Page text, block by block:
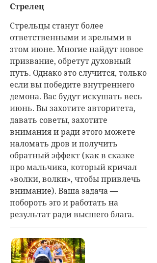
Стрелец
Стрельцы станут более
ответственными и зрелыми в
этом июне. Многие найдут новое
призвание, обретут духовный
путь. Однако это случится, только
если вы победите внутреннего
демона. Вас будут искушать весь
июнь. Вы захотите авторитета,
давать советы, захотите
внимания и ради этого можете
наломать дров и получить
обратный эффект (как в сказке
про мальчика, который кричал
«волки, волки», чтобы привлечь
внимание). Ваша задача —
побороть эго и работать на
результат ради высшего блага.